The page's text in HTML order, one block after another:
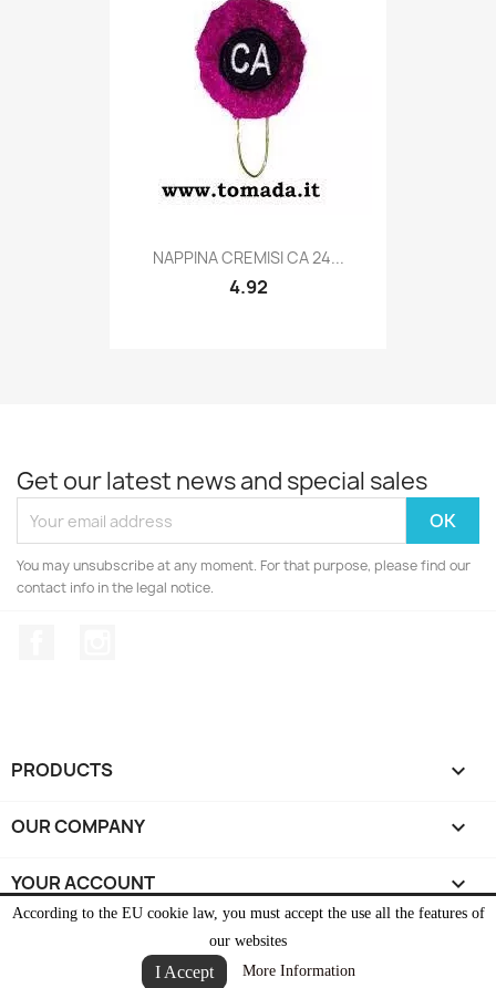
According to the EU cookie law, you must accept the use all the features of
our websites
I Accept More Information
Quick view
NAPPINA CREMISI CA 24...
4.92
Get our latest news and special sales
You may unsubscribe at any moment. For that purpose, please find our
contact info in the legal notice.
PRODUCTS 
OUR COMPANY 
YOUR ACCOUNT 
© 2026 - Ecommerce software by PrestaShop™